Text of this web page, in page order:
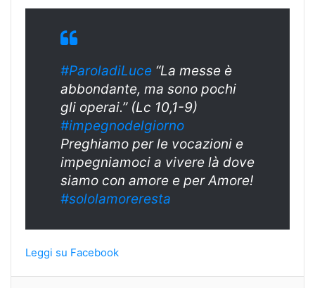
#ParoladiLuce “La messe è
abbondante, ma sono pochi
gli operai.” (Lc 10,1-9)
#impegnodelgiorno
Preghiamo per le vocazioni e
impegniamoci a vivere là dove
siamo con amore e per Amore!
#sololamoreresta
Leggi su Facebook